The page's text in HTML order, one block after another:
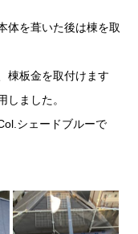
体を葺いた後は棟を取
棟板金を取付けます
ました。
シェードブルーで